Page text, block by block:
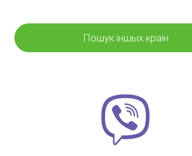
Пошук іншых краін